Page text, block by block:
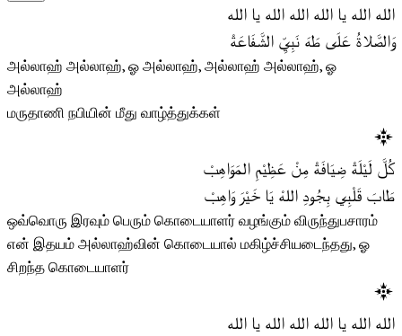
الله الله يا الله الله الله يا الله
وَالصَّلاةُ عَلَى طَهَ نَبِيِّ الشَّفَاعَةْ
அல்லாஹ் அல்லாஹ், ஓ அல்லாஹ், அல்லாஹ் அல்லாஹ், ஓ
அல்லாஹ்
மருதாணி நபியின் மீது வாழ்த்துக்கள்
كُلَّ لَيْلَةْ ضِيَافَةْ مِنْ عَظِيْمِ المَوَاهِبْ
طَابَ قَلْبِي بِجُودِ اللهْ يَا خَيْرَ وَاهِبْ
ஒவ்வொரு இரவும் பெரும் கொடையாளர் வழங்கும் விருந்துபசாரம்
என் இதயம் அல்லாஹ்வின் கொடையால் மகிழ்ச்சியடைந்தது, ஓ
சிறந்த கொடையாளர்
الله الله يا الله الله الله يا الله